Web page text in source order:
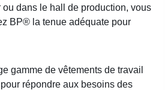
dans le hall de production, vous
BP® la tenue adéquate pour
gamme de vêtements de travail
répondre aux besoins des